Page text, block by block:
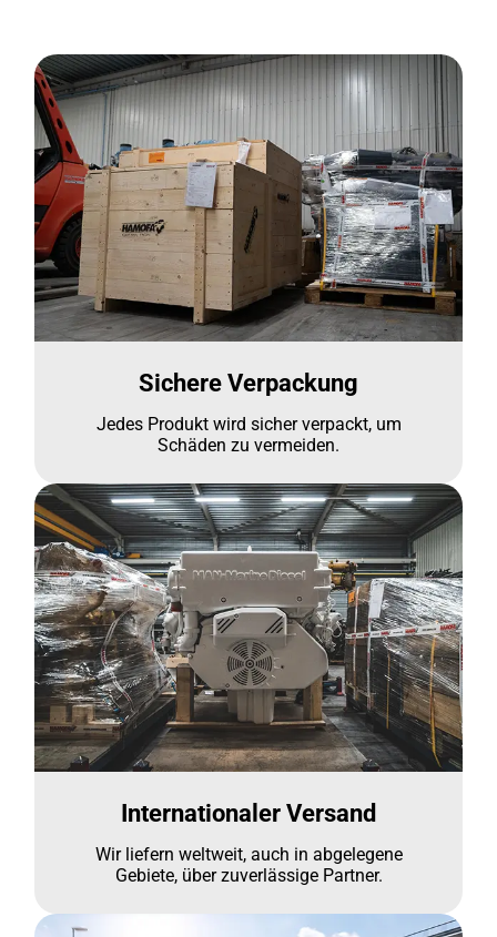
Sichere Verpackung
Jedes Produkt wird sicher verpackt, um
Schäden zu vermeiden.
Internationaler Versand
Wir liefern weltweit, auch in abgelegene
Gebiete, über zuverlässige Partner.